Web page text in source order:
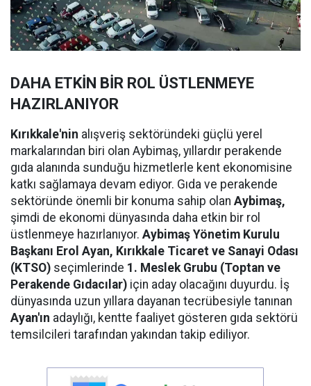
DAHA ETKİN BİR ROL ÜSTLENMEYE
HAZIRLANIYOR
Kırıkkale'nin alışveriş sektöründeki güçlü yerel
markalarından biri olan Aybimaş, yıllardır perakende
gıda alanında sunduğu hizmetlerle kent ekonomisine
katkı sağlamaya devam ediyor. Gıda ve perakende
sektöründe önemli bir konuma sahip olan Aybimaş,
şimdi de ekonomi dünyasında daha etkin bir rol
üstlenmeye hazırlanıyor. Aybimaş Yönetim Kurulu
Başkanı Erol Ayan, Kırıkkale Ticaret ve Sanayi Odası
(KTSO) seçimlerinde 1. Meslek Grubu (Toptan ve
Perakende Gıdacılar) için aday olacağını duyurdu. İş
dünyasında uzun yıllara dayanan tecrübesiyle tanınan
Ayan'ın adaylığı, kentte faaliyet gösteren gıda sektörü
temsilcileri tarafından yakından takip ediliyor.